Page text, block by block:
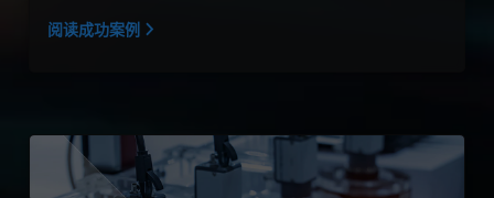
阅读成功案例